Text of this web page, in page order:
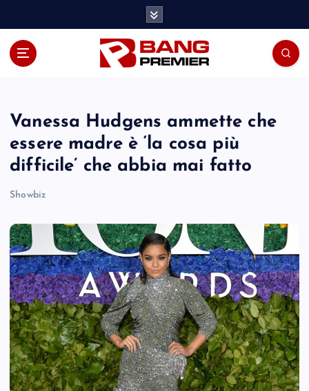
Vanessa Hudgens ammette che
essere madre è ‘la cosa più
difficile’ che abbia mai fatto
Showbiz